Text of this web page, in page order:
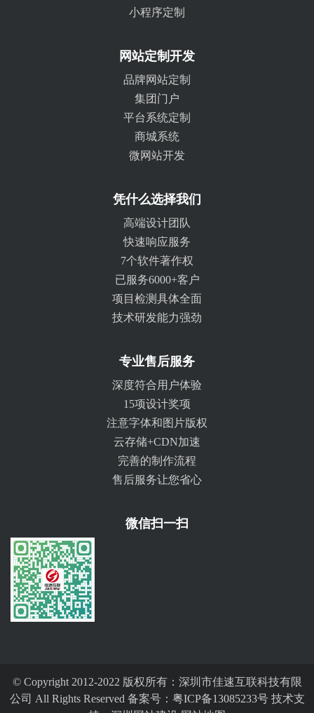
小程序定制
网站定制开发
品牌网站定制
集团门户
平台系统定制
商城系统
微网站开发
凭什么选择我们
高端设计团队
快速响应服务
7个软件著作权
已服务6000+客户
项目检测具体全面
技术研发能力强劲
专业售后服务
深度符合用户体验
15项设计奖项
注意字体和图片版权
云存储+CDN加速
完善的制作流程
售后服务让您省心
微信扫一扫
© Copyright 2012-2022 版权所有：深圳市佳速互联科技有限
公司 All Rights Reserved 备案号： 粤ICP备13085233号技术支